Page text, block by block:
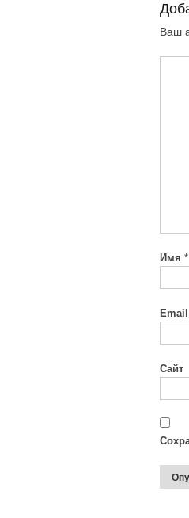
Ваш
Имя *
Email
Сайт